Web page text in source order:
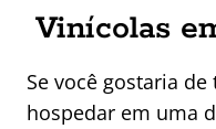
Vinícolas
Se você gostaria
hospedar em uma